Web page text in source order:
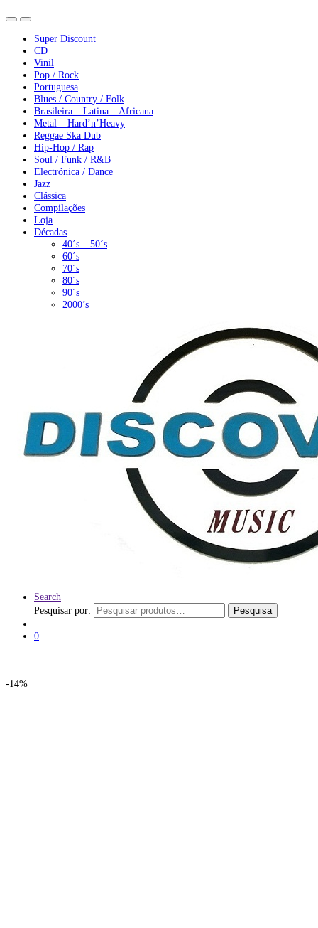
Super Discount
CD
Vinil
Pop / Rock
Portuguesa
Blues / Country / Folk
Brasileira – Latina – Africana
Metal – Hard’n’Heavy
Reggae Ska Dub
Hip-Hop / Rap
Soul / Funk / R&B
Electrónica / Dance
Jazz
Clássica
Compilações
Loja
Décadas
40´s – 50´s
60´s
70´s
80´s
90´s
2000’s
Search
Pesquisar por:
Pesquisa
0
-14%